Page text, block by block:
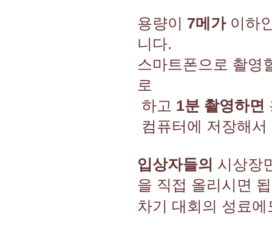
용량이 7메가이하
니다.
스마트폰으로 촬영
로
하고 1분 촬영하면
컴퓨터에 저장해
입상자들의 시상장
을 직접 올리시면
차기 대회의 성료